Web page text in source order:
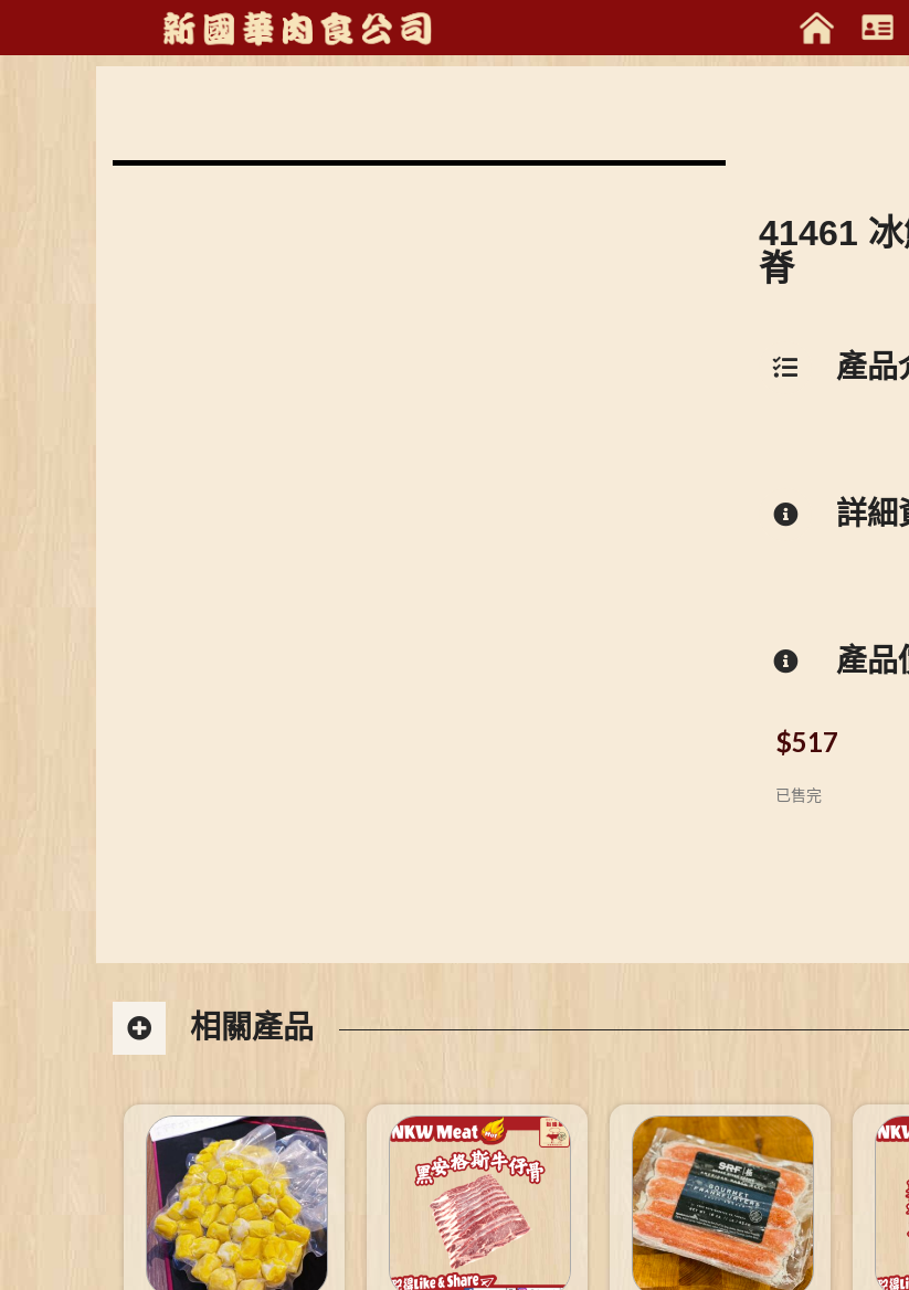
41461
脊
產品
詳細
產品
$517
已售完
相關產品